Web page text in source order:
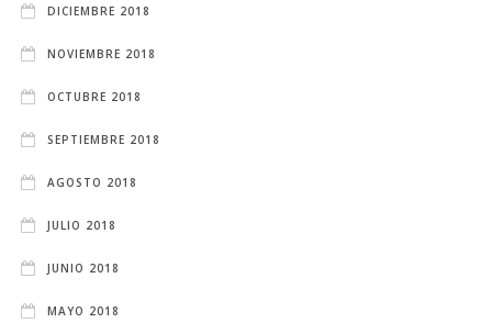
DICIEMBRE 2018
NOVIEMBRE 2018
OCTUBRE 2018
SEPTIEMBRE 2018
AGOSTO 2018
JULIO 2018
JUNIO 2018
MAYO 2018